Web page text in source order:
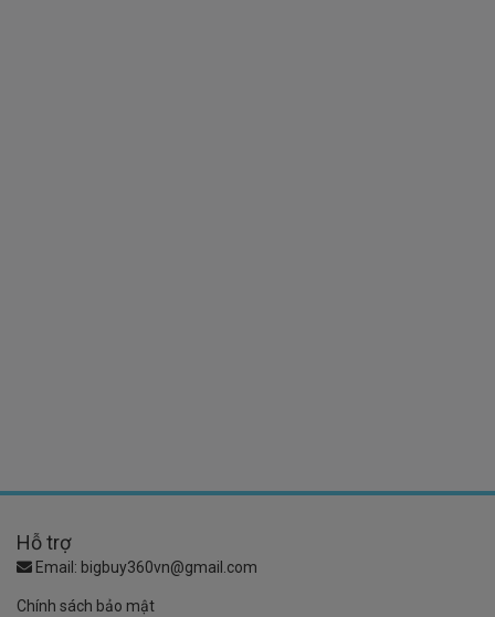
Hỗ trợ
Email: bigbuy360vn@gmail.com
Chính sách bảo mật